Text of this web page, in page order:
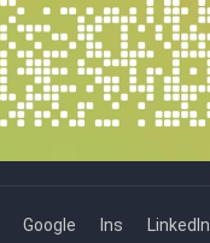
Google Ins
LinkedIn